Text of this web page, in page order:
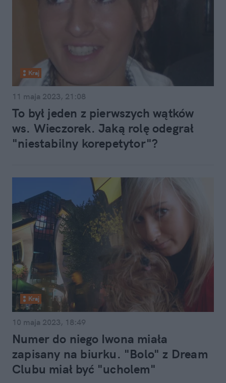
Kraj
11 maja 2023, 21:08
To był jeden z pierwszych wątków
ws. Wieczorek. Jaką rolę odegrał
"niestabilny korepetytor"?
Kraj
10 maja 2023, 18:49
Numer do niego Iwona miała
zapisany na biurku. "Bolo" z Dream
Clubu miał być "ucholem"